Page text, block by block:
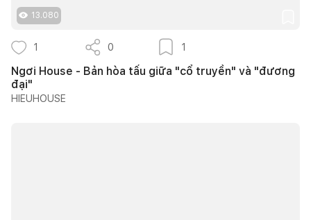
13.080
1 0 1
Ngơi House - Bản hòa tấu giữa "cổ truyền" và "đương
đại"
HIEUHOUSE